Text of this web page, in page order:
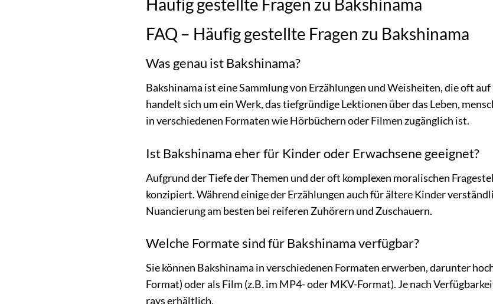
FAQ – Häufig gestellte Fragen zu Bakshinama
Was genau ist Bakshinama?
Bakshinama ist eine Sammlung von Erzählungen und Weisheiten, die oft
handelt sich um ein Werk, das tiefgründige Lektionen über das Leben,
in verschiedenen Formaten wie Hörbüchern oder Filmen zugänglich ist.
Ist Bakshinama eher für Kinder oder Erwachsene geeignet?
Aufgrund der Tiefe der Themen und der oft komplexen moralischen
konzipiert. Während einige der Erzählungen auch für ältere Kinder
Nuancierung am besten bei reiferen Zuhörern und Zuschauern.
Welche Formate sind für Bakshinama verfügbar?
Sie können Bakshinama in verschiedenen Formaten erwerben, darunter
Format) oder als Film (z.B. im MP4- oder MKV-Format). Je nach
rays erhältlich.